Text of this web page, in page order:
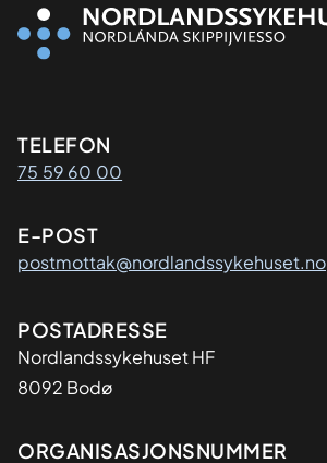
Kontaktinformasjon
TELEFON
75 59 60 00
E-POST
postmottak@nordlandssykehuset.no
Adresse
POSTADRESSE
Nordlandssykehuset HF
8092 Bodø
Organisasjon
ORGANISASJONSNUMMER